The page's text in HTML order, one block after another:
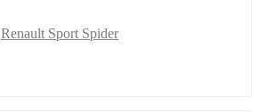
Renault Sport Spider